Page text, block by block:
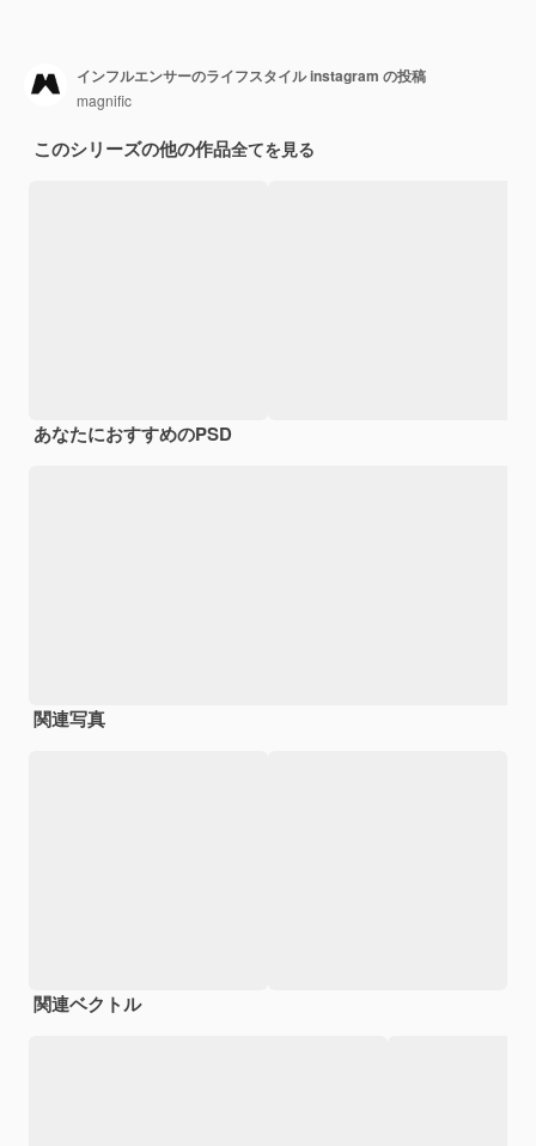
インフルエンサーのライフスタイル instagram の投稿
magnific
このシリーズの他の作品全てを見る
あなたにおすすめのPSD
関連写真
関連ベクトル